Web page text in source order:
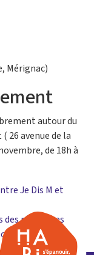
Mérignac)
autour du
26 avenue de la
de 18h à
Je Dis M et
résidences